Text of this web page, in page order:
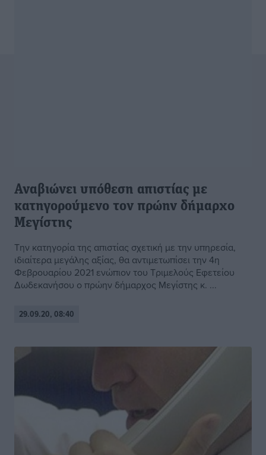
Αναβιώνει υπόθεση απιστίας με
κατηγορούμενο τον πρώην δήμαρχο
Μεγίστης
Την κατηγορία της απιστίας σχετική με την υπηρεσία,
ιδιαίτερα μεγάλης αξίας, θα αντιμετωπίσει την 4η
Φεβρουαρίου 2021 ενώπιον του Τριμελούς Εφετείου
Δωδεκανήσου ο πρώην δήμαρχος Μεγίστης κ. ...
29.09.20, 08:40